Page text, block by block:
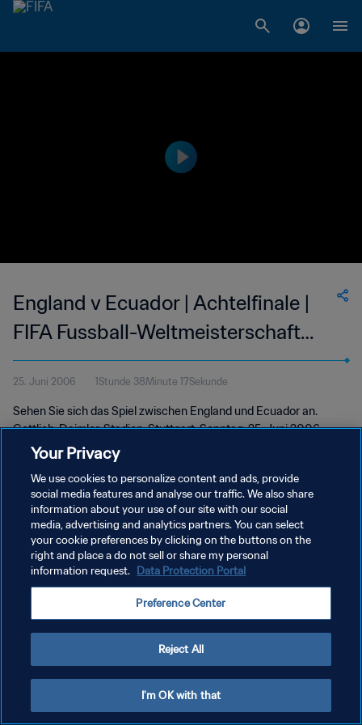
England v Ecuador | Achtelfinale |
FIFA Fussball-Weltmeisterschaft
Deutschland 2006™ | Spiel in voller
Länge
25. Juni 2006 1Stunde 38Minute 17Sekunde
Sehen Sie sich das Spiel zwischen England und Ecuador an.
Gottlieb-Daimler-Stadion, Stuttgart, Sonntag, 25. Juni 2006.
DATENSCHUTZ
NUTZUNGSBEDINGUNGEN
COOKIE-EINSTELLUNGEN VERWALTEN
Your Privacy
We use cookies to personalize content and ads, provide
social media features and analyse our traffic. We also share
information about your use of our site with our social
media, advertising and analytics partners. You can select
your cookie preferences by clicking on the buttons on the
right and place a do not sell or share my personal
information request. Data Protection Portal
Preference Center
Reject All
I'm OK with that